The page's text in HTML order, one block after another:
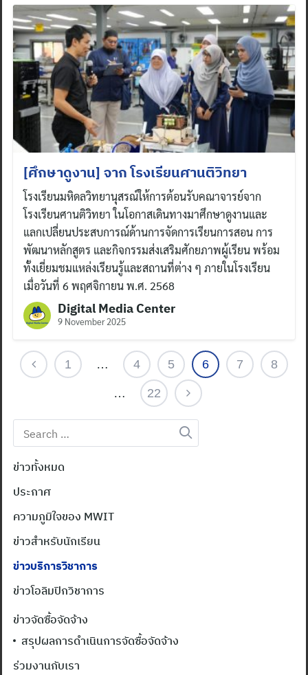
Search
for:
[ศึกษาดูงาน] จาก โรงเรียนศานติวิทยา
โรงเรียนมหิดลวิทยานุสรณ์ให้การต้อนรับคณาจารย์จาก
โรงเรียนศานติวิทยา ในโอกาสเดินทางมาศึกษาดูงานและ
แลกเปลี่ยนประสบการณ์ด้านการจัดการเรียนการสอน การ
พัฒนาหลักสูตร และกิจกรรมส่งเสริมศักยภาพผู้เรียน พร้อม
ทั้งเยี่ยมชมแหล่งเรียนรู้และสถานที่ต่าง ๆ ภายในโรงเรียน
เมื่อวันที่ 6 พฤศจิกายน พ.ศ. 2568
Digital Media Center
9 November 2025
1 … 4 5 6 7 8
… 22
Search
for:
ข่าวทั้งหมด
ประกาศ
ความภูมิใจของ MWIT
ข่าวสำหรับนักเรียน
ข่าวบริการวิชาการ
ข่าวโอลิมปิกวิชาการ
ข่าวจัดซื้อจัดจ้าง
สรุปผลการดำเนินการจัดซื้อจัดจ้าง
ร่วมงานกับเรา